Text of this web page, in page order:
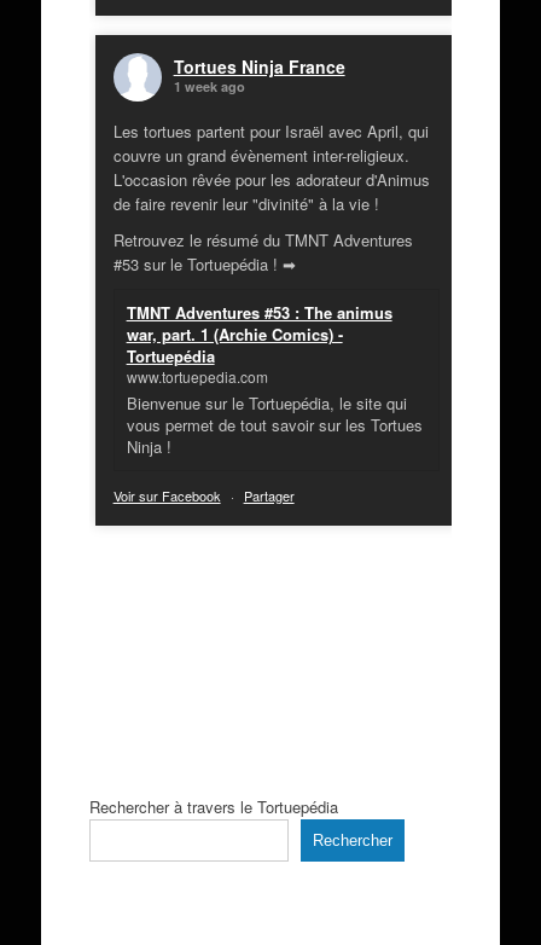
Tortues Ninja France
1 week ago
Les tortues partent pour Israël avec April, qui
couvre un grand évènement inter-religieux.
L'occasion rêvée pour les adorateur d'Animus
de faire revenir leur "divinité" à la vie !
Retrouvez le résumé du TMNT Adventures
#53 sur le Tortuepédia ! ➡
TMNT Adventures #53 : The animus
war, part. 1 (Archie Comics) -
Tortuepédia
www.tortuepedia.com
Bienvenue sur le Tortuepédia, le site qui
vous permet de tout savoir sur les Tortues
Ninja !
Voir sur Facebook · Partager
Rechercher à travers le Tortuepédia
Rechercher